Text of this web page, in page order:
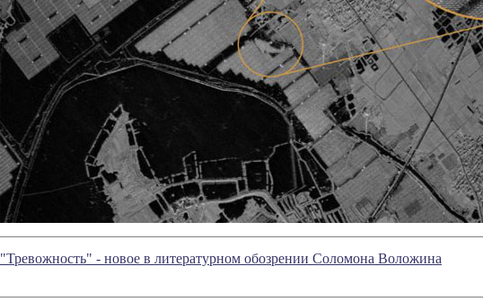
"Тревожность" - новое в литературном обозрении Соломона Воложина